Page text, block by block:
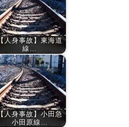
【人身事故】東海道
線…
【人身事故】小田急
小田原線…